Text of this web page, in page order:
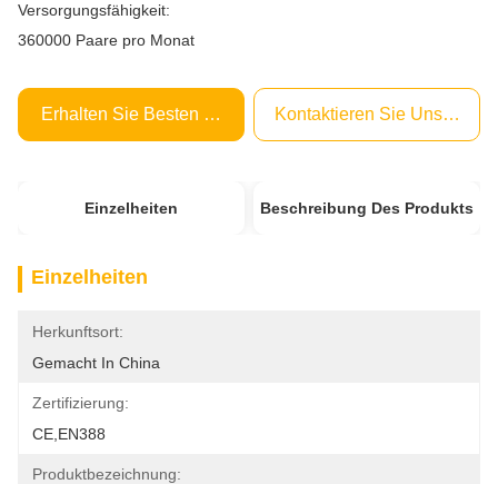
Versorgungsfähigkeit:
360000 Paare pro Monat
Erhalten Sie Besten Preis Kontaktieren Sie Uns Jetzt
Einzelheiten Beschreibung Des Produkts
Einzelheiten
Herkunftsort:
Gemacht In China
Zertifizierung:
CE,EN388
Produktbezeichnung: